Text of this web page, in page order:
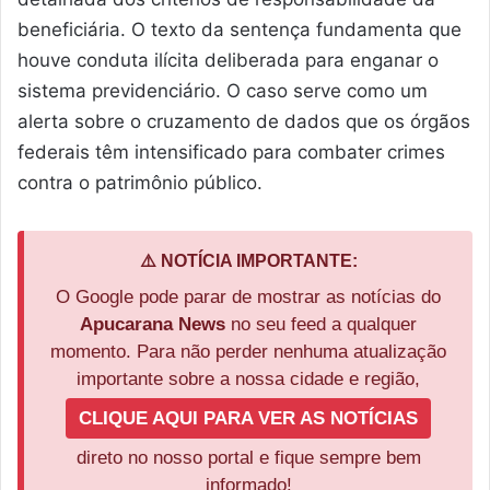
beneficiária. O texto da sentença fundamenta que
houve conduta ilícita deliberada para enganar o
sistema previdenciário. O caso serve como um
alerta sobre o cruzamento de dados que os órgãos
federais têm intensificado para combater crimes
contra o patrimônio público.
⚠️ NOTÍCIA IMPORTANTE:
O Google pode parar de mostrar as notícias do
Apucarana News no seu feed a qualquer
momento. Para não perder nenhuma atualização
importante sobre a nossa cidade e região,
CLIQUE AQUI PARA VER AS NOTÍCIAS
direto no nosso portal e fique sempre bem
informado!